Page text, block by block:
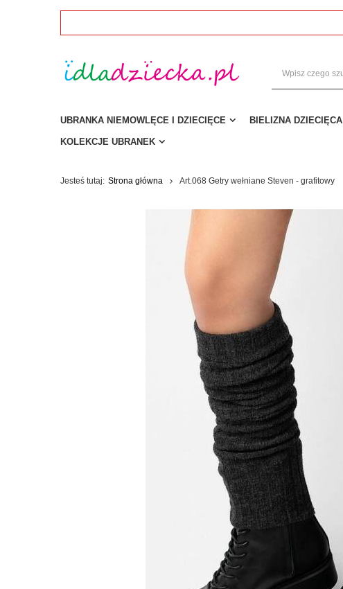
UBRANKA NIEMOWLĘCE I DZIECIĘCE BIELIZNA DZIECIĘCA
KOLEKCJE UBRANEK
Jesteś tutaj: Strona główna Art.068 Getry wełniane Steven - grafitowy